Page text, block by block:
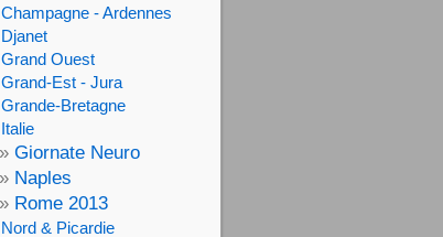
Champagne - Ardennes
Djanet
Grand Ouest
Grand-Est - Jura
Grande-Bretagne
Italie
Giornate Neuro
Naples
Rome 2013
Nord & Picardie